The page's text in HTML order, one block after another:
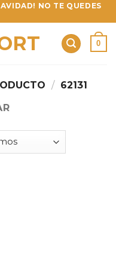
NO TE QUEDES
0
/ 62131